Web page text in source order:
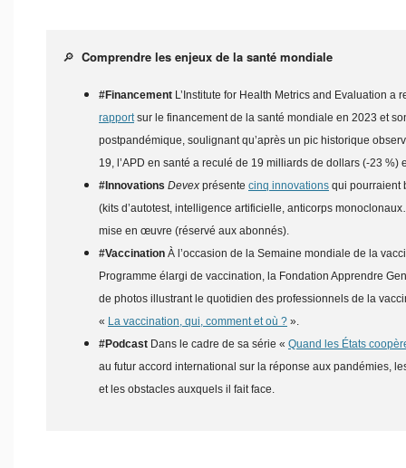
🔎 Comprendre les enjeux de la santé mondiale
#Financement L’Institute for Health Metrics and Evaluation a
rapportsur le financement de la santé mondiale en 2023 et
postpandémique, soulignant qu’après un pic historique
19, l’APD en santé a reculé de 19 milliards de dollars (-23 %)
#Innovations Devex présente cinq innovations qui pourraient
(kits d’autotest, intelligence artificielle, anticorps
mise en œuvre (réservé aux abonnés).
#Vaccination À l’occasion de la Semaine mondiale de la
Programme élargi de vaccination, la Fondation Apprendre
de photos illustrant le quotidien des professionnels de la
« La vaccination, qui, comment et où ? ».
#Podcast Dans le cadre de sa série « Quand les États
au futur accord international sur la réponse aux pandémies,
et les obstacles auxquels il fait face.